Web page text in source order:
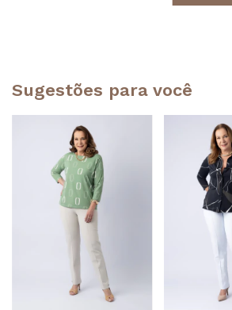
Sugestões para você